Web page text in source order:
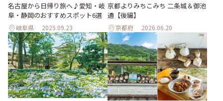
名古屋から日帰り旅へ♪愛知・岐
阜・静岡のおすすめスポット6選
岐阜県 2025.09.23
京都よりみちこみち 二条城＆御池
通【後編】
京都府 2026.06.20